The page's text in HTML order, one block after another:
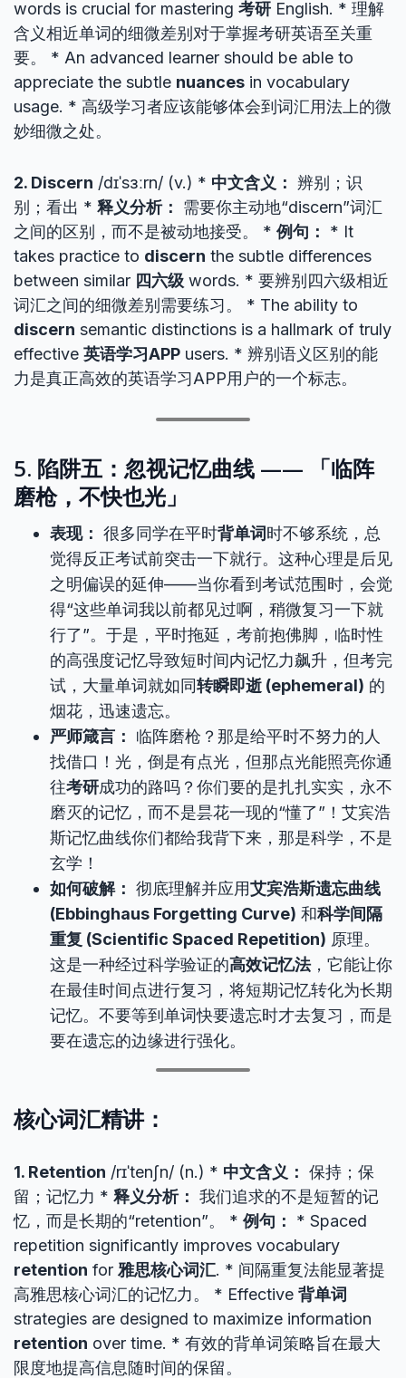
words is crucial for mastering 考研 English. * 理解
含义相近单词的细微差别对于掌握考研英语至关重
要。 * An advanced learner should be able to
appreciate the subtle nuances in vocabulary
usage. * 高级学习者应该能够体会到词汇用法上的微
妙细微之处。
2. Discern /dɪˈsɜːrn/ (v.) * 中文含义： 辨别；识
别；看出 * 释义分析：
需要你主动地“discern”词汇
之间的区别，而不是被动地接受。 * 例句：
* It
takes practice to discern the subtle differences
between similar 四六级 words. * 要辨别四六级相近
词汇之间的细微差别需要练习。 * The ability to
discern semantic distinctions is a hallmark of truly
effective 英语学习APP users. * 辨别语义区别的能
力是真正高效的英语学习APP用户的一个标志。
5. 陷阱五：忽视记忆曲线 —— 「临阵
磨枪，不快也光」
表现： 很多同学在平时背单词时不够系统，总
觉得反正考试前突击一下就行。这种心理是后见
之明偏误的延伸——当你看到考试范围时，会觉
得“这些单词我以前都见过啊，稍微复习一下就
行了”。于是，平时拖延，考前抱佛脚，临时性
的高强度记忆导致短时间内记忆力飙升，但考完
试，大量单词就如同转瞬即逝 (ephemeral) 的
烟花，迅速遗忘。
严师箴言：
临阵磨枪？那是给平时不努力的人
找借口！光，倒是有点光，但那点光能照亮你通
往考研成功的路吗？你们要的是扎扎实实，永不
磨灭的记忆，而不是昙花一现的“懂了”！艾宾浩
斯记忆曲线你们都给我背下来，那是科学，不是
玄学！
如何破解： 彻底理解并应用艾宾浩斯遗忘曲线
(Ebbinghaus Forgetting Curve) 和科学间隔
重复 (Scientific Spaced Repetition) 原理。
这是一种经过科学验证的高效记忆法，它能让你
在最佳时间点进行复习，将短期记忆转化为长期
记忆。不要等到单词快要遗忘时才去复习，而是
要在遗忘的边缘进行强化。
核心词汇精讲：
1. Retention /rɪˈtenʃn/ (n.) * 中文含义： 保持；保
留；记忆力 * 释义分析： 我们追求的不是短暂的记
忆，而是长期的“retention”。 * 例句：
* Spaced
repetition significantly improves vocabulary
retention for 雅思核心词汇. * 间隔重复法能显著提
高雅思核心词汇的记忆力。 * Effective 背单词
strategies are designed to maximize information
retention over time. * 有效的背单词策略旨在最大
限度地提高信息随时间的保留。